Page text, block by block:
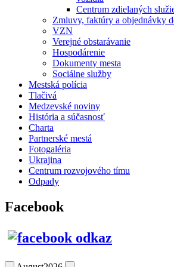
Centrum zdielaných
Zmluvy, faktúry a objednávky
VZN
Verejné obstarávanie
Hospodárenie
Dokumenty mesta
Sociálne služby
Mestská polícia
Tlačivá
Medzevské noviny
História a súčasnosť
Charta
Partnerské mestá
Fotogaléria
Ukrajina
Centrum rozvojového tímu
Odpady
Facebook